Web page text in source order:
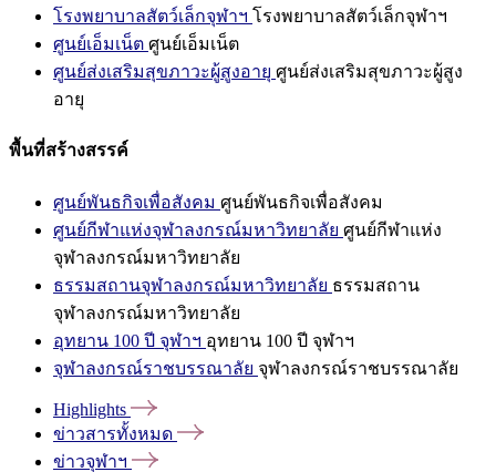
โรงพยาบาลสัตว์เล็กจุฬาฯ โรงพยาบาลสัตว์เล็กจุฬาฯ
ศูนย์เอ็มเน็ต ศูนย์เอ็มเน็ต
ศูนย์ส่งเสริมสุขภาวะผู้สูงอายุ ศูนย์ส่งเสริมสุขภาวะผู้สูง
อายุ
พื้นที่สร้างสรรค์
ศูนย์พันธกิจเพื่อสังคม ศูนย์พันธกิจเพื่อสังคม
ศูนย์กีฬาแห่งจุฬาลงกรณ์มหาวิทยาลัย ศูนย์กีฬาแห่ง
จุฬาลงกรณ์มหาวิทยาลัย
ธรรมสถานจุฬาลงกรณ์มหาวิทยาลัย ธรรมสถาน
จุฬาลงกรณ์มหาวิทยาลัย
อุทยาน 100 ปี จุฬาฯ อุทยาน 100 ปี จุฬาฯ
จุฬาลงกรณ์ราชบรรณาลัย จุฬาลงกรณ์ราชบรรณาลัย
Highlights
ข่าวสารทั้งหมด
ข่าวจุฬาฯ